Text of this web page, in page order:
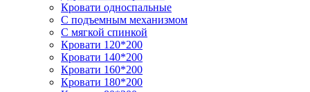
Кровати односпальные
С подъемным механизмом
С мягкой спинкой
Кровати 120*200
Кровати 140*200
Кровати 160*200
Кровати 180*200